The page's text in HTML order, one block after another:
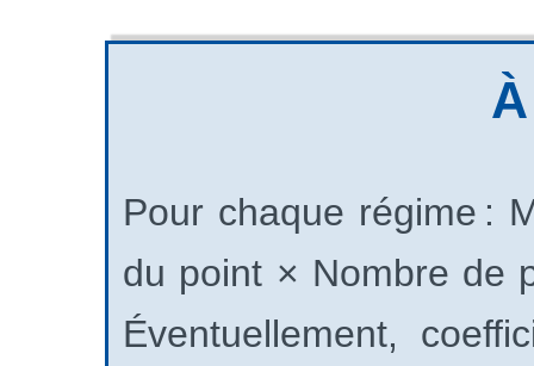
Pour chaque régime :
du point × Nombre de
Éventuellement,